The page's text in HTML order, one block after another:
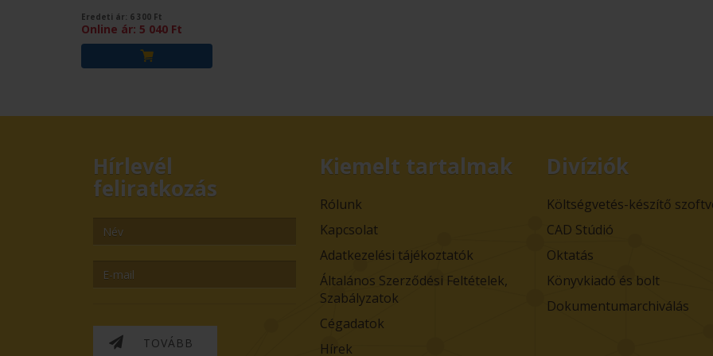
Eredeti ár: 6 300 Ft
Online ár: 5 040 Ft
Hírlevél
feliratkozás
TOVÁBB
Kiemelt tartalmak
Rólunk
Kapcsolat
Adatkezelési tájékoztatók
Általános Szerződési Feltételek,
Szabályzatok
Cégadatok
Hírek
Divíziók
Költségvetés-készítő
CAD Stúdió
Oktatás
Könyvkiadó és bolt
Dokumentumarchiválás